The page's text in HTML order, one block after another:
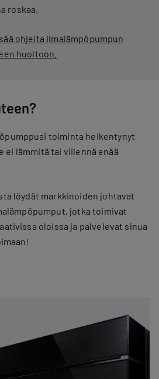
roskaa.
ohjeita ilmalämpöpumpun
huoltoon.
toiminta heikentynyt
ei lämmitä tai viilennä enää
löydät markkinoiden johtavat
jotka toimivat
oloissa ja palvelevat sinua